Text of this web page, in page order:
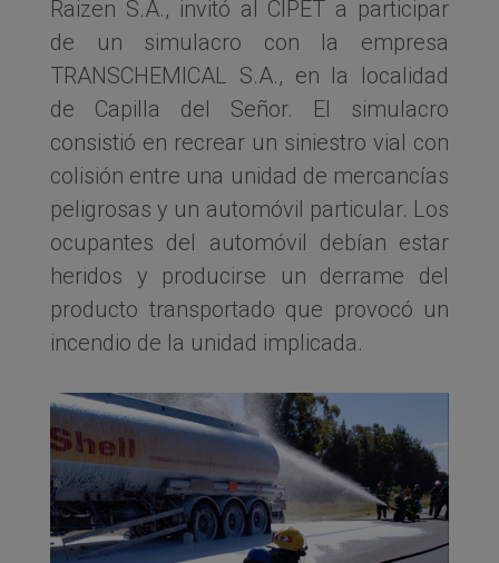
Raizen S.A., invitó al CIPET a participar
de un simulacro con la empresa
TRANSCHEMICAL S.A., en la localidad
de Capilla del Señor. El simulacro
consistió en recrear un siniestro vial con
colisión entre una unidad de mercancías
peligrosas y un automóvil particular. Los
ocupantes del automóvil debían estar
heridos y producirse un derrame del
producto transportado que provocó un
incendio de la unidad implicada.